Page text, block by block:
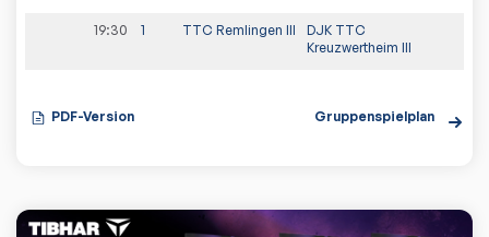
19:30 1 TTC Remlingen III
DJK TTC
Kreuzwertheim III
PDF-Version Gruppenspielplan